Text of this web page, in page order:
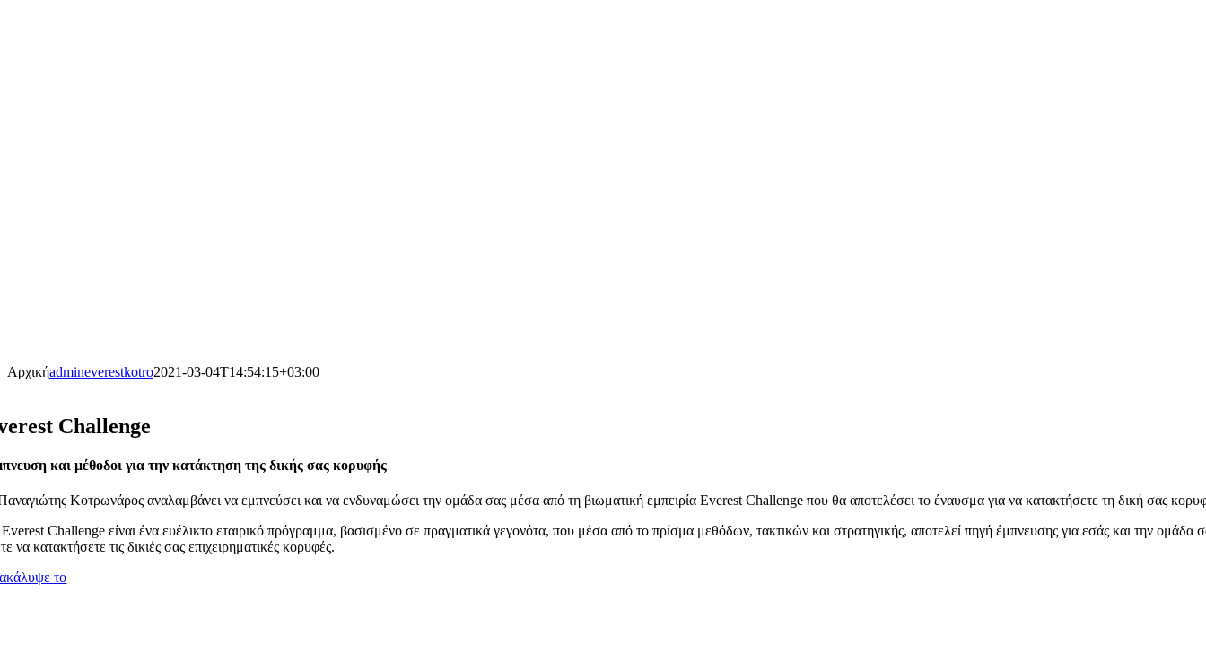
Αρχικήadmineverestkotro2021-03-04T14:54:15+03:00
Challenge
και μέθοδοι για την κατάκτηση της δικής σας κορυφής
Κοτρωνάρος αναλαμβάνει να εμπνεύσει και να ενδυναμώσει την ομάδα σας μέσα από τη βιωματική εμπειρία Everest Challenge που θα αποτελέσει το έναυσμα για να κατακτήσετε τη δική σας
Challenge είναι ένα ευέλικτο εταιρικό πρόγραμμα, βασισμένο σε πραγματικά γεγονότα, που μέσα από το πρίσμα μεθόδων, τακτικών και στρατηγικής, αποτελεί πηγή έμπνευσης για εσάς και την ομάδα
να κατακτήσετε τις δικιές σας επιχειρηματικές κορυφές.
το